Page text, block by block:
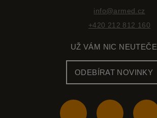
info@armed.cz
+420 212 812 160
UŽ VÁM NIC NEUTEČE
ODEBÍRAT NOVINKY